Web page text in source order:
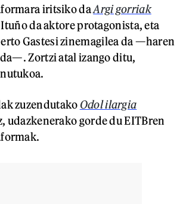
iritsiko daArgi gorriak
da aktore protagonista, eta
Gastesi zinemagilea da —haren
Zortzi atal izango ditu,
zuzendutako Odol ilargia
udazkenerako gorde du EITBren